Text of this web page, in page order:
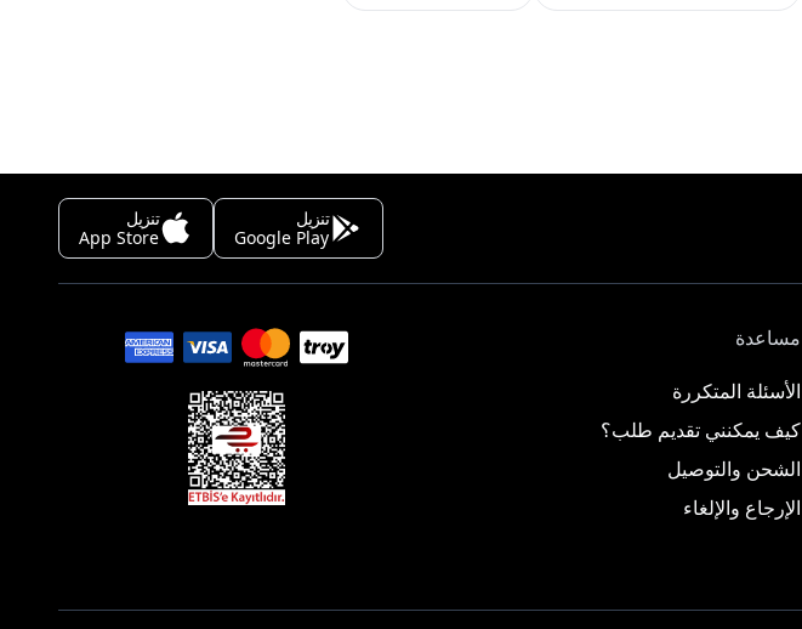
تنزيل
Google Play
تنزيل
App Store
مساعدة
الأسئلة المتكررة
كيف يمكنني تقديم طلب؟
الشحن والتوصيل
الإرجاع والإلغاء